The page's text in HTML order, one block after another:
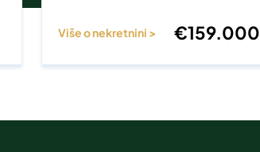
Više o nekretnini > €159.000